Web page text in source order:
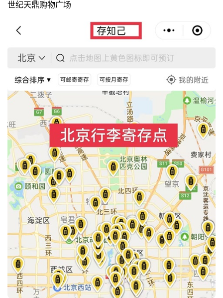
世纪天鼎购物广场